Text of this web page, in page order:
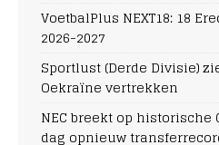
VoetbalPlus NEXT18: 18
2026-2027
Sportlust (Derde Divisie)
Oekraïne vertrekken
NEC breekt op
dag opnieuw